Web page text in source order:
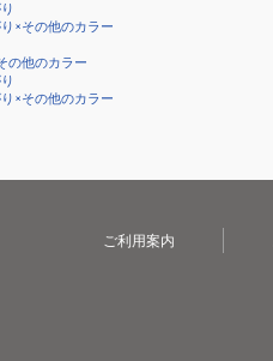
×その他のカラー
の他のカラー
×その他のカラー
ご利用案内